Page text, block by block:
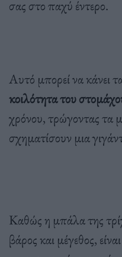
σας στο παχύ έντερο.
Αυτό μπορεί να κάνει
κοιλότητα του
χρόνου, τρώγοντας τα
σχηματίσουν μια
Καθώς η μπάλα της
βάρος και μέγεθος,